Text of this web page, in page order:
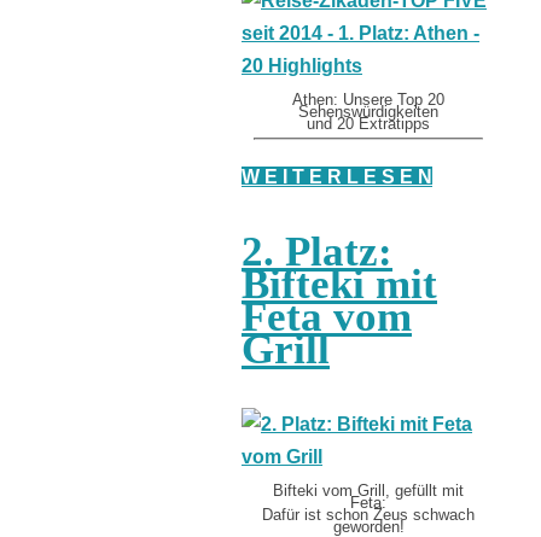
Athen: Unsere Top 20
Sehenswürdigkeiten
und 20 Extratipps
W E I T E R L E S E N
2. Platz:
Bifteki mit
Feta vom
Grill
Bifteki vom Grill, gefüllt mit
Feta:
Dafür ist schon Zeus schwach
geworden!